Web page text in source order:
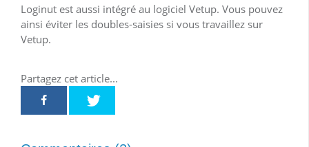
Loginut est aussi intégré au logiciel Vetup. Vous pouvez
ainsi éviter les doubles-saisies si vous travaillez sur
Vetup.
Partagez cet article...